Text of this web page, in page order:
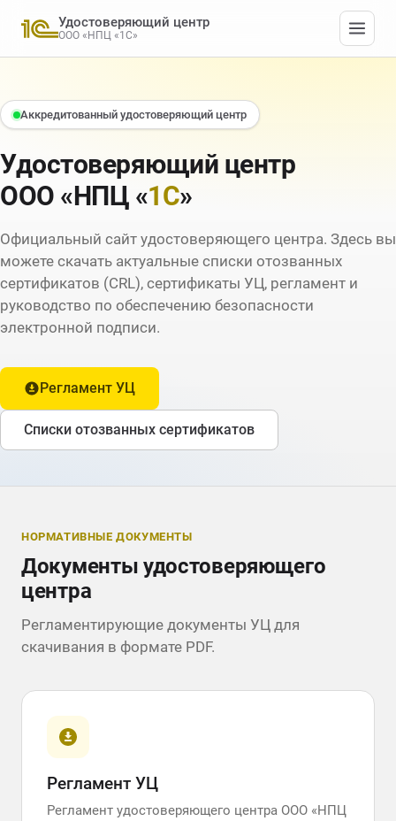
Удостоверяющий центр
ООО «НПЦ «1С»
Аккредитованный удостоверяющий центр
Удостоверяющий центр
ООО «НПЦ «1С»
Официальный сайт удостоверяющего центра. Здесь вы
можете скачать актуальные списки отозванных
сертификатов (CRL), сертификаты УЦ, регламент и
руководство по обеспечению безопасности
электронной подписи.
Регламент УЦ
Списки отозванных сертификатов
НОРМАТИВНЫЕ ДОКУМЕНТЫ
Документы удостоверяющего
центра
Регламентирующие документы УЦ для
скачивания в формате PDF.
Регламент УЦ
Регламент удостоверяющего центра ООО «НПЦ